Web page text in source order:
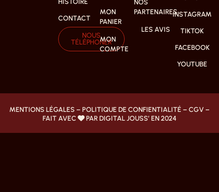
CONTACT
NOUS
TÉLÉPHONER
MON
PANIER
MON
COMPTE
NOS
PARTENAIRES
LES AVIS
INSTAGRAM
TIKTOK
FACEBOOK
YOUTUBE
MENTIONS LÉGALES – POLITIQUE DE CONFIENTIALITÉ – CGV–
FAIT AVEC
PAR DIGITAL JOUSS’ EN 2024